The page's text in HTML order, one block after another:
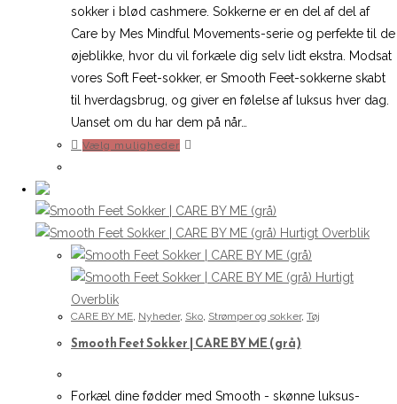
sokker i blød cashmere. Sokkerne er en del af del af
Care by Mes Mindful Movements-serie og perfekte til de
øjeblikke, hvor du vil forkæle dig selv lidt ekstra. Modsat
vores Soft Feet-sokker, er Smooth Feet-sokkerne skabt
til hverdagsbrug, og giver en følelse af luksus hver dag.
Uanset om du har dem på når…
Vælg muligheder
flere
varianter.
Mulighederne
kan
på
varesiden
Hurtigt Overblik
Hurtigt
Overblik
CARE BY ME, Nyheder, Sko, Strømper og sokker, Tøj
Smooth Feet Sokker | CARE BY ME (grå)
Forkæl dine fødder med Smooth - skønne luksus-